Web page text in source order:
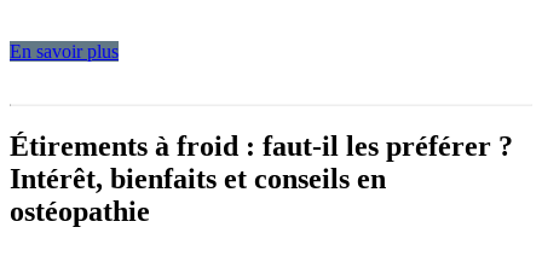
En savoir plus
Étirements à froid : faut-il les préférer ?
Intérêt, bienfaits et conseils en
ostéopathie